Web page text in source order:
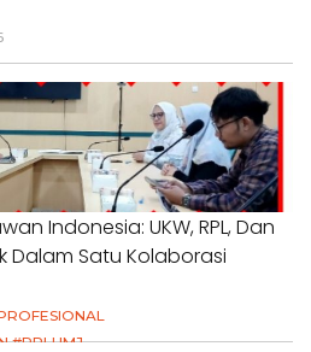
Indonesia: UKW, RPL, Dan
Dalam Satu Kolaborasi
#RPLUMJ